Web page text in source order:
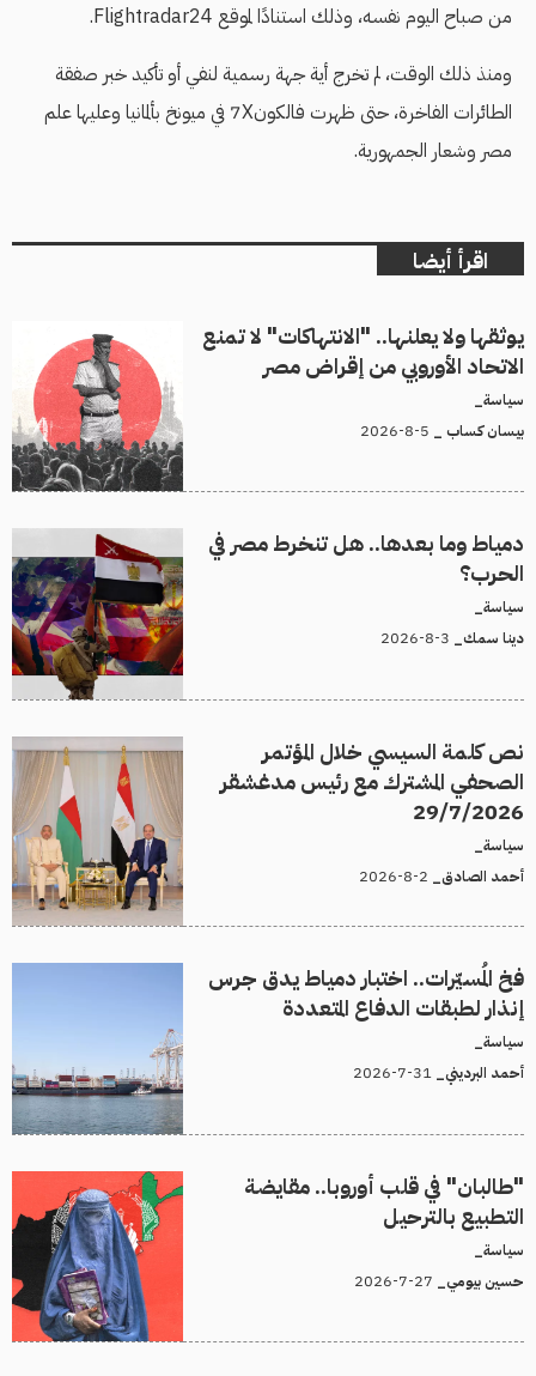
من صباح اليوم نفسه، وذلك استنادًا لموقع Flightradar24.
ومنذ ذلك الوقت، لم تخرج أية جهة رسمية لنفي أو تأكيد خبر صفقة
الطائرات الفاخرة، حتى ظهرت فالكون7X في ميونخ بألمانيا وعليها علم
مصر وشعار الجمهورية.
اقرأ أيضا
يوثقها ولا يعلنها.. "الانتهاكات" لا تمنع
الاتحاد الأوروبي من إقراض مصر
سياسة_
بيسان كساب _
دمياط وما بعدها.. هل تنخرط مصر في
الحرب؟
سياسة_
دينا سمك_
نص كلمة السيسي خلال المؤتمر
الصحفي المشترك مع رئيس مدغشقر
29/7/2026
سياسة_
أحمد الصادق_
فخ المُسيّرات.. اختبار دمياط يدق جرس
إنذار لطبقات الدفاع المتعددة
سياسة_
أحمد البرديني_
"طالبان" في قلب أوروبا.. مقايضة
التطبيع بالترحيل
سياسة_
حسين بيومي_